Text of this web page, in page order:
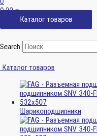
0,00р.
Каталог товаров
Search
Каталог товаров
Шарикоподшипники